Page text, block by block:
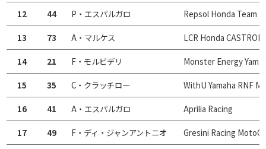
12 44 P・エスパルガロ Repsol Honda Team
13 73 A・マルケス LCR Honda CASTROL
14 21 F・モルビデリ Monster Energy
15 35 C・クラッチロー WithU Yamaha RNF
16 41 A・エスパルガロ Aprilia Racing
17 49 F・ディ・ジャンアントニオ Gresini Racing